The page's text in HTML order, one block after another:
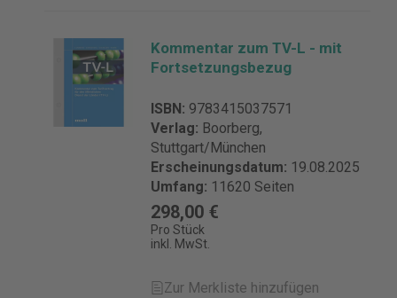
Kommentar zum TV-L - mit
Fortsetzungsbezug
ISBN: 9783415037571
Verlag: Boorberg,
Stuttgart/München
Erscheinungsdatum: 19.08.2025
Umfang: 11620 Seiten
298,00 €
Pro Stück
inkl. MwSt.
Zur Merkliste hinzufügen